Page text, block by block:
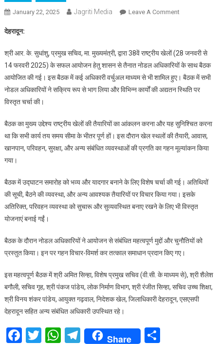
January 22, 2025 Jagriti Media Leave A CommentOn
की
तैयारियों
के
संबंध
बैठक
आयोजित
देहरादून:
श्री आर. के. सुधांशु, प्रमुख सचिव, मा. मुख्यमंत्री, द्वारा 38वें राष्ट्रीय खेलों (28 जनवरी से
14 फरवरी 2025) के सफल आयोजन हेतु शासन से तैनात नोडल अधिकारियों के साथ बैठक
आयोजित की गई। इस बैठक में कई अधिकारी वर्चुअल माध्यम से भी शामिल हुए। बैठक में सभी
नोडल अधिकारियों ने सक्रिय रूप से भाग लिया और विभिन्न कार्यों की अद्यतन स्थिति पर
विस्तृत चर्चा की।
बैठक का मुख्य उद्देश्य राष्ट्रीय खेलों की तैयारियों का आंकलन करना और यह सुनिश्चित करना
था कि सभी कार्य तय समय सीमा के भीतर पूर्ण हों। इस दौरान खेल स्थलों की तैयारी, आवास,
खानपान, परिवहन, सुरक्षा, और अन्य संबंधित व्यवस्थाओं की प्रगति का गहन मूल्यांकन किया
गया।
बैठक में उद्घाटन समारोह को भव्य और यादगार बनाने के लिए विशेष चर्चा की गई। अतिथियों
की सूची, बैठने की व्यवस्था, और अन्य आवश्यक तैयारियों पर विचार किया गया। इसके
अतिरिक्त, परिवहन व्यवस्था को सुचारू और सुव्यवस्थित बनाए रखने के लिए भी विस्तृत
योजनाएं बनाई गईं।
बैठक के दौरान नोडल अधिकारियों ने आयोजन से संबंधित महत्वपूर्ण मुद्दों और चुनौतियों को
प्रस्तुत किया। इन पर गहन विचार-विमर्श कर तत्काल समाधान प्रदान किए गए।
इस महत्वपूर्ण बैठक में श्री अमित सिन्हा, विशेष प्रमुख सचिव (वी.सी. के माध्यम से), श्री शैलेश
बगौली, सचिव गृह, श्री पंकज पांडेय, लोक निर्माण विभाग, श्री रंजीत सिन्हा, सचिव उच्च शिक्षा,
श्री विनय शंकर पांडेय, आयुक्त गढ़वाल, निदेशक खेल, जिलाधिकारी देहरादून, एसएसपी
देहरादून सहित अन्य संबंधित अधिकारी उपस्थित रहे।
Facebook
Twitter
WhatsApp
Telegram
Share Share